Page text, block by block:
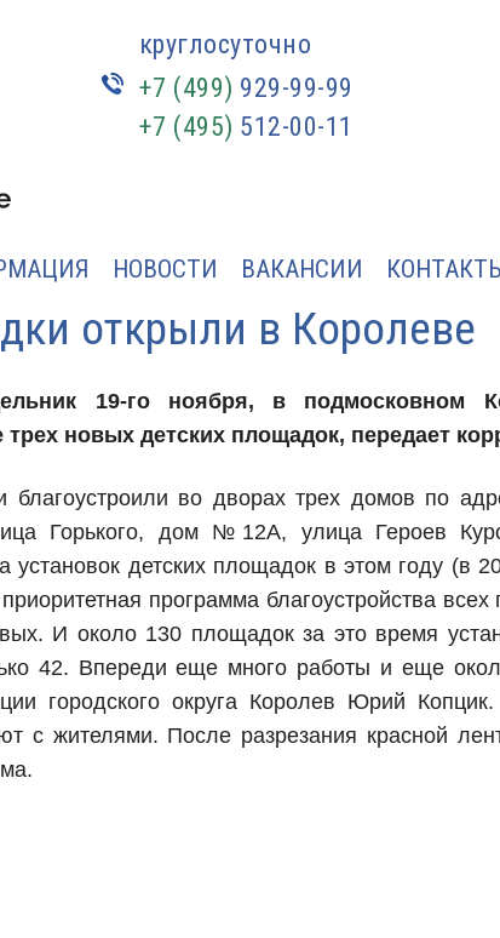
круглосуточно
+7 (499) 929-99-99
+7 (495) 512-00-11
НОВОСТИ ВАКАНСИИ
открыли в Королеве
19-го ноября, в подмосковном
трех новых детских площадок, передает
благоустроили во дворах трех домов по
Горького, дом №12А, улица Героев
установок детских площадок в этом году (в
программа благоустройства
И около 130 площадок за это время
42. Впереди еще много работы и еще
городского округа Королев Юрий
с жителями. После разрезания красной